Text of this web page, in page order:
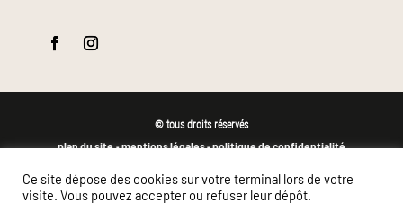
© tous droits réservés
plan du site-mentions légales-politique de confidentialité
INOVA WEB
Ce site dépose des cookies sur votre terminal lors de votre
visite. Vous pouvez accepter ou refuser leur dépôt.